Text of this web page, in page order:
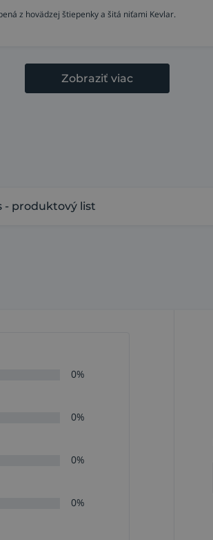
z hovädzej štiepenky a šitá niťami Kevlar.
Zobraziť viac
- produktový list
0%
0%
0%
0%